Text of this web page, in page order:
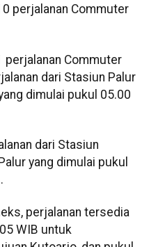
perjalanan Commuter
perjalanan Commuter
dari Stasiun Palur
dimulai pukul 05.00
dari Stasiun
yang dimulai pukul
perjalanan tersedia
WIB untuk